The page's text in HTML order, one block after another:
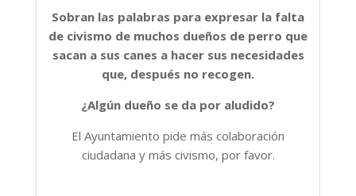
Sobran las palabras para expresar la falta
de civismo de muchos dueños de perro que
sacan a sus canes a hacer sus necesidades
que, después no recogen.
¿Algún dueño se da por aludido?
El Ayuntamiento pide más colaboración
ciudadana y más civismo, por favor.